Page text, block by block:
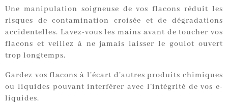
Une manipulation soigneuse de vos flacons réduit les
risques de contamination croisée et de dégradations
accidentelles. Lavez-vous les mains avant de toucher vos
flacons et veillez à ne jamais laisser le goulot ouvert
trop longtemps.
Gardez vos flacons à l’écart d’autres produits chimiques
ou liquides pouvant interférer avec l’intégrité de vos e-
liquides.